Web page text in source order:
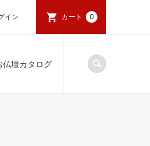
イン カート 0
仏壇カタログ